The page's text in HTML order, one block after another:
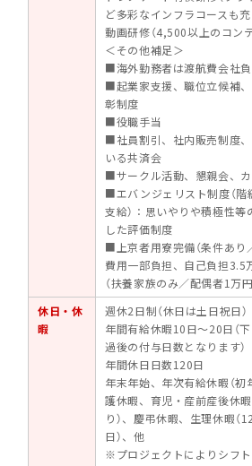
ど多彩なインフラコースも充
動画研修（4,500以上のコン
＜その他補足＞
■海外勤務者は渡航費会社
■起業家支援、職位立候補
彰制度
■役職手当
■社員割引、社内販売制度
いる共済会
■サークル活動、懇親会、
■エバンジェリスト制度（階
支給）：思いやりや積極性等
した評価制度
■上京者用寮完備（条件あり
費用一部負担、自己負担3.5
（扶養家族のみ／配偶者1万
休日・休
暇
週休2日制（休日は土日祝日）
年間有給休暇10日～20日（
過後の付与日数となります）
年間休日日数120日
年末年始、年次有給休暇（初
護休暇、育児・産前産後休
り）、慶弔休暇、生理休暇（
日）、他
※プロジェクトによりシフト